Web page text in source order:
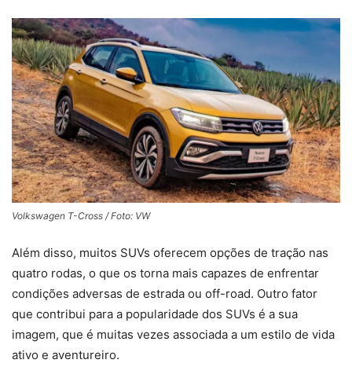
Volkswagen T-Cross / Foto: VW
Além disso, muitos SUVs oferecem opções de tração nas
quatro rodas, o que os torna mais capazes de enfrentar
condições adversas de estrada ou off-road. Outro fator
que contribui para a popularidade dos SUVs é a sua
imagem, que é muitas vezes associada a um estilo de vida
ativo e aventureiro.